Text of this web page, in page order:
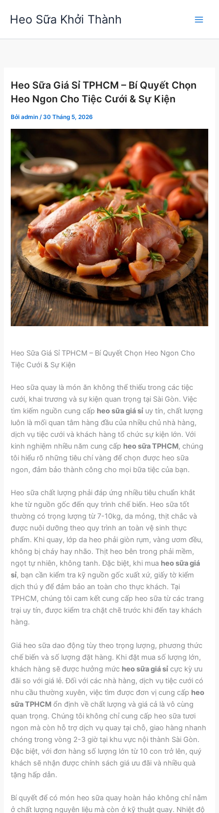
dung
Heo Sữa Khởi Thành
Heo Sữa Giá Sỉ TPHCM – Bí Quyết Chọn
Heo Ngon Cho Tiệc Cưới & Sự Kiện
Bởiadmin/30 Tháng 5, 2026
Heo Sữa Giá Sỉ TPHCM – Bí Quyết Chọn Heo Ngon Cho
Tiệc Cưới & Sự Kiện
Heo sữa quay là món ăn không thể thiếu trong các tiệc
cưới, khai trương và sự kiện quan trọng tại Sài Gòn. Việc
tìm kiếm nguồn cung cấp heo sữa giá sỉ uy tín, chất lượng
luôn là mối quan tâm hàng đầu của nhiều chủ nhà hàng,
dịch vụ tiệc cưới và khách hàng tổ chức sự kiện lớn. Với
kinh nghiệm nhiều năm cung cấp heo sữa TPHCM, chúng
tôi hiểu rõ những tiêu chí vàng để chọn được heo sữa
ngon, đảm bảo thành công cho mọi bữa tiệc của bạn.
Heo sữa chất lượng phải đáp ứng nhiều tiêu chuẩn khắt
khe từ nguồn gốc đến quy trình chế biến. Heo sữa tốt
thường có trọng lượng từ 7-10kg, da mỏng, thịt chắc và
được nuôi dưỡng theo quy trình an toàn vệ sinh thực
phẩm. Khi quay, lớp da heo phải giòn rụm, vàng ươm đều,
không bị cháy hay nhão. Thịt heo bên trong phải mềm,
ngọt tự nhiên, không tanh. Đặc biệt, khi mua heo sữa giá
sỉ, bạn cần kiểm tra kỹ nguồn gốc xuất xứ, giấy tờ kiểm
dịch thú y để đảm bảo an toàn cho thực khách. Tại
TPHCM, chúng tôi cam kết cung cấp heo sữa từ các trang
trại uy tín, được kiểm tra chặt chẽ trước khi đến tay khách
hàng.
Giá heo sữa dao động tùy theo trọng lượng, phương thức
chế biến và số lượng đặt hàng. Khi đặt mua số lượng lớn,
khách hàng sẽ được hưởng mức heo sữa giá sỉ cực kỳ ưu
đãi so với giá lẻ. Đối với các nhà hàng, dịch vụ tiệc cưới có
nhu cầu thường xuyên, việc tìm được đơn vị cung cấp heo
sữa TPHCM ổn định về chất lượng và giá cả là vô cùng
quan trọng. Chúng tôi không chỉ cung cấp heo sữa tươi
ngon mà còn hỗ trợ dịch vụ quay tại chỗ, giao hàng nhanh
chóng trong vòng 2-3 giờ tại khu vực nội thành Sài Gòn.
Đặc biệt, với đơn hàng số lượng lớn từ 10 con trở lên, quý
khách sẽ nhận được chính sách giá ưu đãi và nhiều quà
tặng hấp dẫn.
Bí quyết để có món heo sữa quay hoàn hảo không chỉ nằm
ở chất lượng nguyên liệu mà còn ở kỹ thuật quay. Nhiệt độ